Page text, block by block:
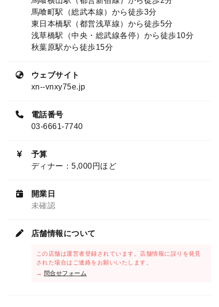
馬喰町駅（総武本線）から徒歩3分
東日本橋駅（都営浅草線）から徒歩5分
浅草橋駅（中央・総武線各停）から徒歩10分
秋葉原駅から徒歩15分
ウェブサイト
xn--vnxy75e.jp
電話番号
03-6661-7740
予算
ディナー：5,000円ほど
開業日
未確認
店舗情報について
この店舗は運営者登録されています。店舗情報に誤りを発見
された場合はご連絡をお願いいたします。
→ 問合せフォーム